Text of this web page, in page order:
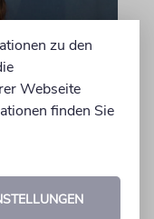
zu den
Webseite
finden Sie